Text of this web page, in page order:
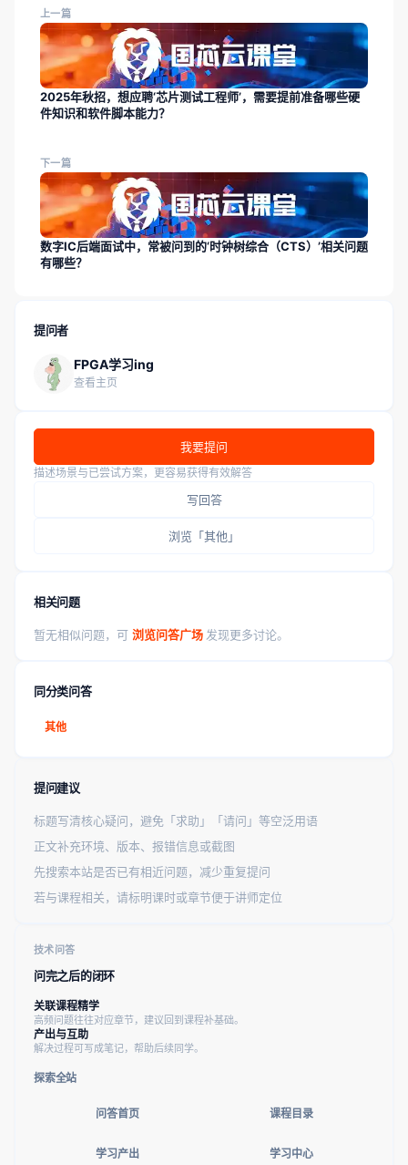
上一篇
2025年秋招，想应聘‘芯片测试工程师’，需要提前准备哪些硬
件知识和软件脚本能力？
下一篇
数字IC后端面试中，常被问到的‘时钟树综合（CTS）’相关问题
有哪些？
提问者
FPGA学习ing
查看主页
我要提问
描述场景与已尝试方案，更容易获得有效解答
写回答
浏览「其他」
相关问题
暂无相似问题，可 浏览问答广场 发现更多讨论。
同分类问答
其他
提问建议
标题写清核心疑问，避免「求助」「请问」等空泛用语
正文补充环境、版本、报错信息或截图
先搜索本站是否已有相近问题，减少重复提问
若与课程相关，请标明课时或章节便于讲师定位
技术问答
问完之后的闭环
关联课程精学
高频问题往往对应章节，建议回到课程补基础。
产出与互助
解决过程可写成笔记，帮助后续同学。
探索全站
问答首页 课程目录
学习产出 学习中心